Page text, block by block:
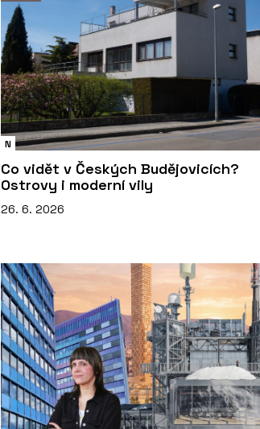
N
Co vidět v Českých Budějovicích?
Ostrovy i moderní vily
26. 6. 2026